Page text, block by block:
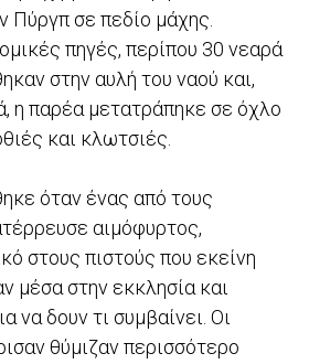
Πύργπ σε πεδίο μάχης.
πηγές, περίπου 30 νεαρά
στην αυλή του ναού και,
η παρέα μετατράπηκε σε όχλο
και κλωτσιές.
όταν ένας από τους
αιμόφυρτος,
στους πιστούς που εκείνη
μέσα στην εκκλησία και
να δουν τι συμβαίνει. Οι
θύμιζαν περισσότερο